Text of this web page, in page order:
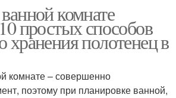
комнате
простых способов
хранения полотенец в
комнате – совершенно
поэтому при планировке ванной,